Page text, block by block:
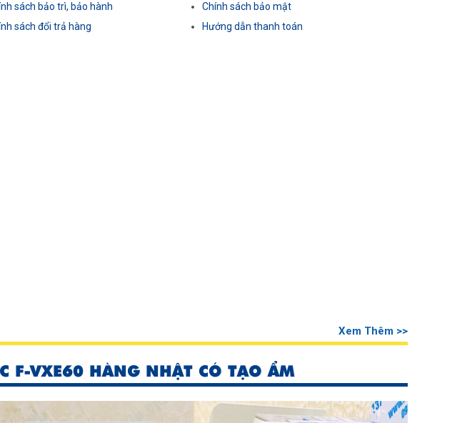
sách bảo trì, bảo hành
sách đổi trả hàng
Chính sách bảo mật
Hướng dẫn thanh toán
Xem Thêm >>
F-VXE60 HÀNG NHẬT CÓ TẠO ẨM